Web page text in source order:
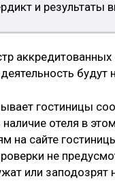
и результаты
аккредитованных
гостиницы
отеля в
на сайте
не
или заподозрят